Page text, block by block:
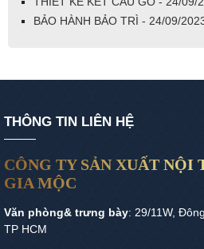
BẢO HÀNH BẢO TRÌ - 24/09/
THÔNG TIN LIÊN HỆ
CÔNG TY SẢN XUẤT NỘI
GIA MỘC
Văn phòng& trưng bày: 29/11W,
TP HCM